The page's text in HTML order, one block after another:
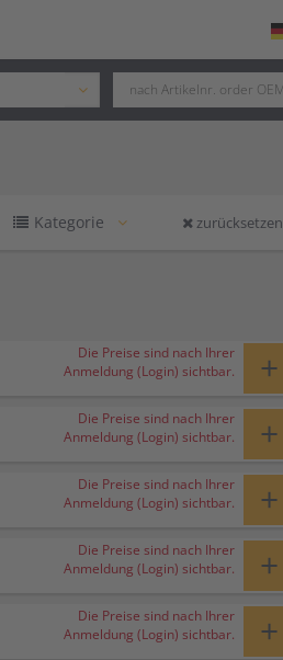
Kategorie zurücksetzen
Die Preise sind nach Ihrer
Anmeldung (Login) sichtbar.
+
Die Preise sind nach Ihrer
Anmeldung (Login) sichtbar.
+
Die Preise sind nach Ihrer
Anmeldung (Login) sichtbar.
+
Die Preise sind nach Ihrer
Anmeldung (Login) sichtbar.
+
Die Preise sind nach Ihrer
Anmeldung (Login) sichtbar.
+